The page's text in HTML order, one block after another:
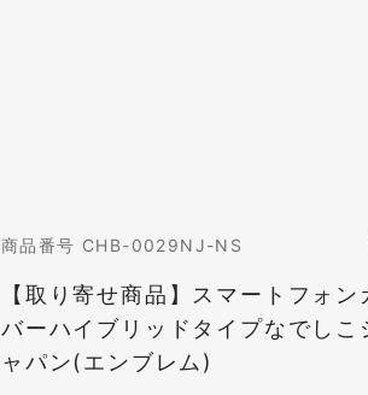
商品番号 CHB-0029NJ-NS
【取り寄せ商品】スマートフォン
バーハイブリッドタイプなでしこ
ャパン(エンブレム)